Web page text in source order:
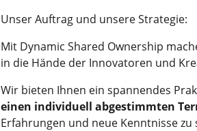
Unser Auftrag und unsere Strategie:
Mit Dynamic Shared Ownership
in die Hände der Innovatoren und
Wir bieten Ihnen ein spannendes
einen individuell abgestimmten
Erfahrungen und neue Kenntnisse